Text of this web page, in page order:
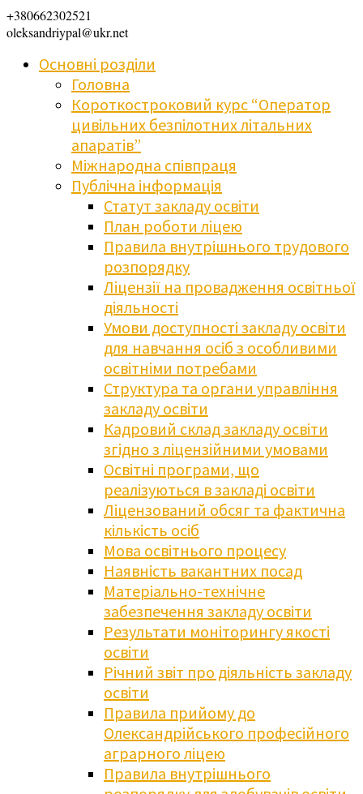
+380662302521
oleksandriypal@ukr.net
Основні розділи
Головна
Короткостроковий курс “Оператор
цивільних безпілотних літальних
апаратів”
Міжнародна співпраця
Публічна інформація
Статут закладу освіти
План роботи ліцею
Правила внутрішнього трудового
розпорядку
Ліцензії на провадження освітньої
діяльності
Умови доступності закладу освіти
для навчання осіб з особливими
освітніми потребами
Структура та органи управління
закладу освіти
Кадровий склад закладу освіти
згідно з ліцензійними умовами
Освітні програми, що
реалізуються в закладі освіти
Ліцензований обсяг та фактична
кількість осіб
Мова освітнього процесу
Наявність вакантних посад
Матеріально-технічне
забезпечення закладу освіти
Результати моніторингу якості
освіти
Річний звіт про діяльність закладу
освіти
Правила прийому до
Олександрійського професійного
аграрного ліцею
Правила внутрішнього